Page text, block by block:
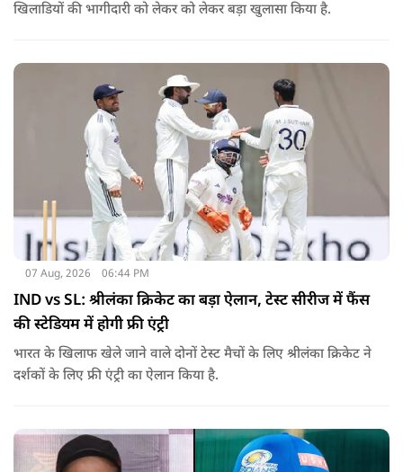
खिलाडियों की भागीदारी को लेकर को लेकर बड़ा खुलासा किया है.
07 Aug, 2026 06:44 PM
IND vs SL: श्रीलंका क्रिकेट का बड़ा ऐलान, टेस्ट सीरीज में फैंस
की स्टेडियम में होगी फ्री एंट्री
भारत के खिलाफ खेले जाने वाले दोनों टेस्ट मैचों के लिए श्रीलंका क्रिकेट ने
दर्शकों के लिए फ्री एंट्री का ऐलान किया है.